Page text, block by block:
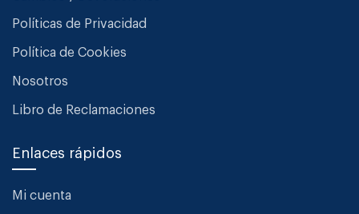
Políticas de Privacidad
Política de Cookies
Nosotros
Libro de Reclamaciones
Enlaces rápidos
Mi cuenta